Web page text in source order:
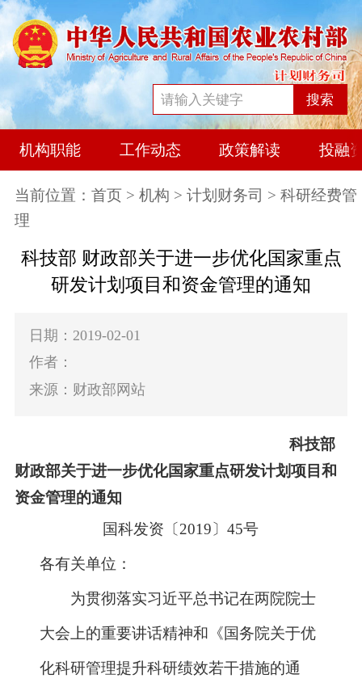
搜索
机构职能 工作动态 政策解读 投融
当前位置： 首页 > 机构 > 计划财务司 > 科研经费管
理
科技部 财政部关于进一步优化国家重点
研发计划项目和资金管理的通知
日期：2019-02-01
作者：
来源：财政部网站
科技部
财政部关于进一步优化国家重点研发计划项目和
资金管理的通知
各有关单位：
为贯彻落实习近平总书记在两院院士
大会上的重要讲话精神和《国务院关于优
化科研管理提升科研绩效若干措施的通
知》（国发〔2018〕25号）、《中共中央
办公厅、国务院办公厅关于进一步加强科